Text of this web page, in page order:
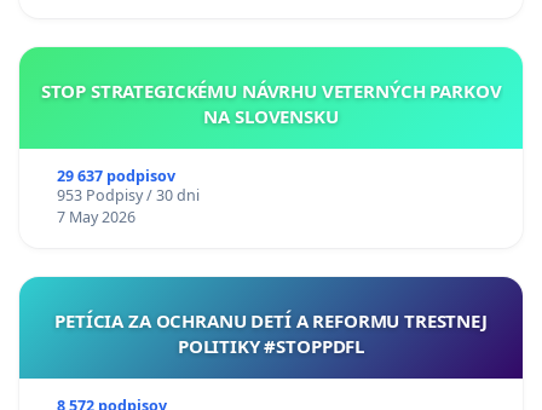
STOP STRATEGICKÉMU NÁVRHU VETERNÝCH PARKOV
NA SLOVENSKU
29 637 podpisov
953 Podpisy / 30 dni
7 May 2026
PETÍCIA ZA OCHRANU DETÍ A REFORMU TRESTNEJ
POLITIKY #STOPPDFL